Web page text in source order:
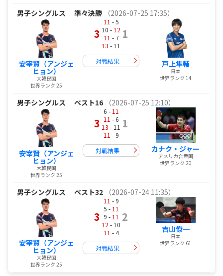
男子シングルス 準々決勝 （2026-07-25 17:35）
安宰賢（アンジェ
ヒョン）
大韓民国
世界ランク 25
3
11 - 5
10 - 12
11 - 7
13 - 11
1
対戦結果 戸上隼輔
日本
世界ランク 14
男子シングルス ベスト16 （2026-07-25 12:10）
安宰賢（アンジェ
ヒョン）
大韓民国
世界ランク 25
3
6 - 11
11 - 6
13 - 11
11 - 9
1
対戦結果 カナク・ジャー
アメリカ合衆国
世界ランク 20
男子シングルス ベスト32 （2026-07-24 11:35）
安宰賢（アンジェ
ヒョン）
大韓民国
世界ランク 25
3
11 - 9
5 - 11
9 - 11
12 - 10
11 - 4
2
対戦結果
吉山僚一
日本
世界ランク 61